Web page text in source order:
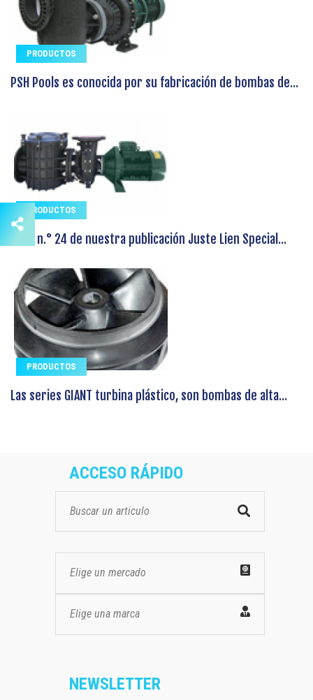
PRODUCTOS
PSH Pools es conocida por su fabricación de bombas de...
PRODUCTOS
En el n.° 24 de nuestra publicación Juste Lien Special...
PRODUCTOS
Las series GIANT turbina plástico, son bombas de alta...
ACCESO RÁPIDO
Elige un mercado
Elige una marca
NEWSLETTER